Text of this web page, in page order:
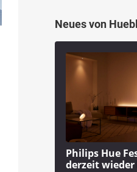
Neues von
Philips Hue
derzeit